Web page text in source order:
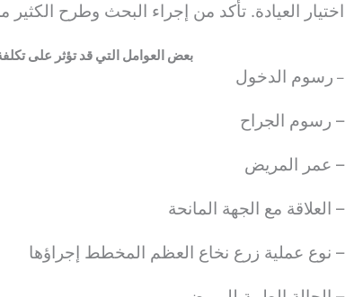
اختيار العيادة. تأكد من إجراء البحث وطرح الكثير
بعض العوامل التي قد تؤثر على
– رسوم الدخول
– رسوم الجراح
– عمر المريض
– العلاقة مع الجهة المانحة
– نوع عملية زرع نخاع العظم المخطط إجراؤها